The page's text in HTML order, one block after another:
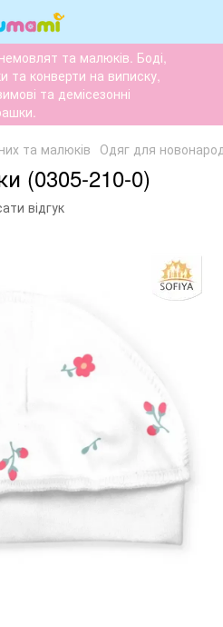
та малюків. Боді,
та конверти на виписку,
та демісезонні
та малюків Одяг для
(0305-210-0)
відгук